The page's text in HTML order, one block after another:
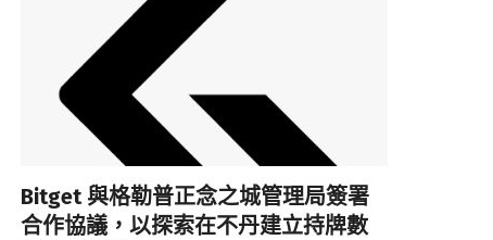
Bitget 與格勒普正念之城管理局簽署
合作協議，以探索在不丹建立持牌數